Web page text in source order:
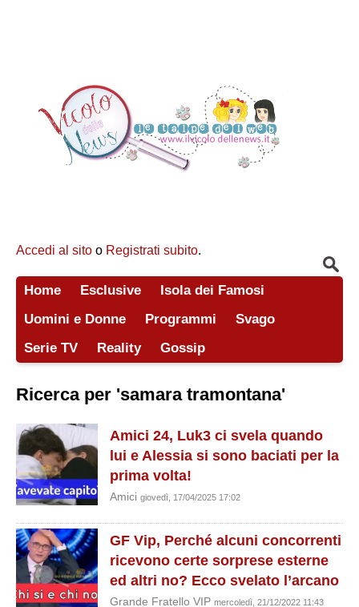
Accedi al sito o Registrati subito.
Home Esclusive
Isola dei Famosi
Uomini e Donne
Programmi
Svago
Serie TV
Reality Gossip
Ricerca per 'samara tramontana'
Amici 24, Luk3 ci svela quando
lui e Alessia si sono baciati per la
prima volta!
Amici giovedì, 17/04/2025 17:02
GF Vip, Perché alcuni concorrenti
ricevono certe sorprese esterne
ed altri no? Ecco svelato l’arcano
Grande Fratello VIP mercoledì, 21/12/2022 11:43